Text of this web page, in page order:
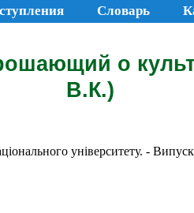
Словарь
о
В.К.)
університету. -